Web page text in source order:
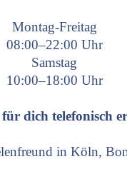
Montag-Freitag
08:00–22:00 Uhr
Samstag
10:00–18:00 Uhr
dich telefonisch
in Köln,